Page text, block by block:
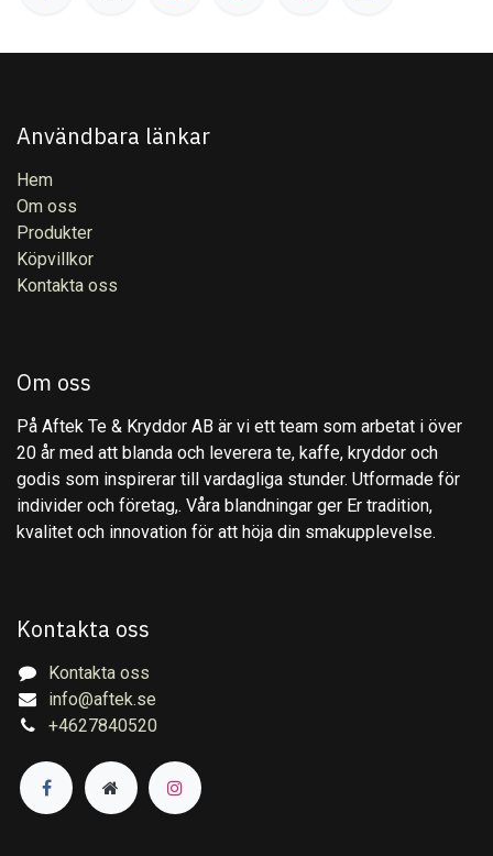
Användbara länkar
Hem
Om oss
Produkter
Köpvillkor
Kontakta oss
Om oss
På Aftek Te & Kryddor AB är vi ett team som arbetat i över
20 år med att blanda och leverera te, kaffe, kryddor och
godis som inspirerar till vardagliga stunder. Utformade för
individer och företag,. Våra blandningar ger Er tradition,
kvalitet och innovation för att höja din smakupplevelse.
Kontakta oss
Kontakta oss
info@aftek.se
+4627840520